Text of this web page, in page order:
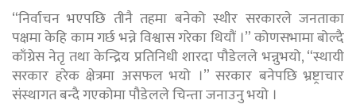
“निर्वाचन भएपछि तीनै तहमा बनेको स्थीर सरकारले जनताका
पक्षमा केहि काम गर्छ भन्ने विश्वास गरेका थियौं ।” कोणसभामा बोल्दै
काँग्रेस नेतृ तथा केन्द्रिय प्रतिनिधी शारदा पौडेलले भन्नुभयो, “स्थायी
सरकार हरेक क्षेत्रमा असफल भयो ।” सरकार बनेपछि भ्रष्ट्राचार
संस्थागत बन्दै गएकोमा पौडेलले चिन्ता जनाउनु भयो ।